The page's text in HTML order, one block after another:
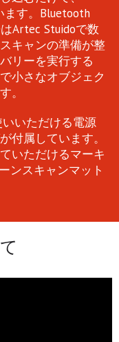
ます。Bluetooth
Artec Stuidoで数
キャンの準備が整
リーを実行する
小さなオブジェク
。
いただける電源
付属しています。
いただけるマーキ
ンスキャンマット